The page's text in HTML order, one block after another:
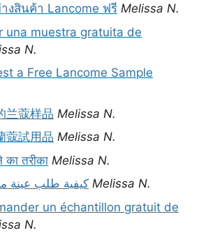
งสินค้า Lancome ฟรี Melissa N.
una muestra gratuita de
N.
a Free Lancome Sample
兰蔻样品 Melissa N.
蔻試用品 Melissa N.
का तरीका Melissa N.
كيفية طلب عينة Melissa N.
un échantillon gratuit de
N.